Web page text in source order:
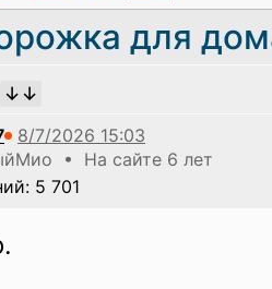
для
• На сайте 6 лет
5 701